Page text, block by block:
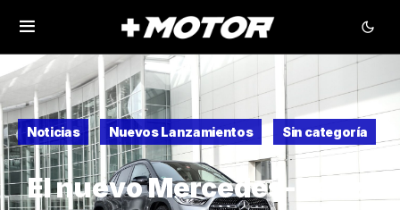
Noticias Nuevos Lanzamientos Sin categoría
El nuevo Mercedes-Benz